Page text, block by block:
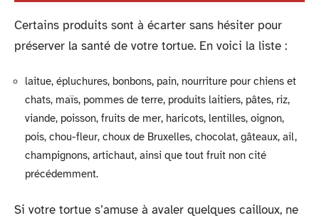
Certains produits sont à écarter sans hésiter pour
préserver la santé de votre tortue. En voici la liste :
laitue, épluchures, bonbons, pain, nourriture pour chiens et
chats, maïs, pommes de terre, produits laitiers, pâtes, riz,
viande, poisson, fruits de mer, haricots, lentilles, oignon,
pois, chou-fleur, choux de Bruxelles, chocolat, gâteaux, ail,
champignons, artichaut, ainsi que tout fruit non cité
précédemment.
Si votre tortue s’amuse à avaler quelques cailloux, ne